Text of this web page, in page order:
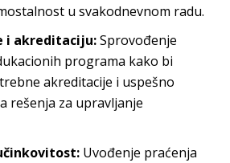
u svakodnevnom radu.
i akreditaciju:Sprovođenje
programa kako bi
akreditacije i uspešno
rešenja za upravljanje
Uvođenje praćenja